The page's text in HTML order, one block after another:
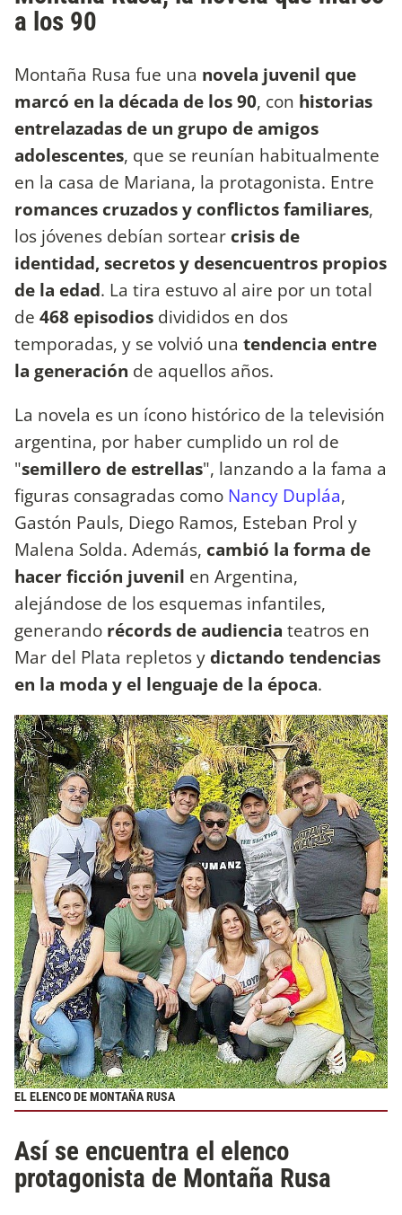
a los 90
Montaña Rusa fue una novela juvenil que
marcó en la década de los 90, con historias
entrelazadas de un grupo de amigos
adolescentes, que se reunían habitualmente
en la casa de Mariana, la protagonista. Entre
romances cruzados y conflictos familiares,
los jóvenes debían sortear crisis de
identidad, secretos y desencuentros propios
de la edad. La tira estuvo al aire por un total
de 468 episodios divididos en dos
temporadas, y se volvió una tendencia entre
la generación de aquellos años.
La novela es un ícono histórico de la televisión
argentina, por haber cumplido un rol de
"semillero de estrellas", lanzando a la fama a
figuras consagradas como Nancy Dupláa,
Gastón Pauls, Diego Ramos, Esteban Prol y
Malena Solda. Además, cambió la forma de
hacer ficción juvenil en Argentina,
alejándose de los esquemas infantiles,
generando récords de audiencia teatros en
Mar del Plata repletos ydictando tendencias
en la moda y el lenguaje de la época.
EL ELENCO DE MONTAÑA RUSA
Así se encuentra el elenco
protagonista de Montaña Rusa